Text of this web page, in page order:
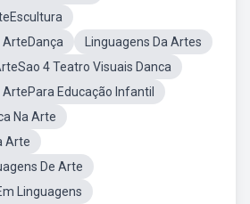
ArteDança
Linguagens Da Artes
4 Teatro Visuais Danca
Educação Infantil
Na Arte
Arte
De Arte
Linguagens